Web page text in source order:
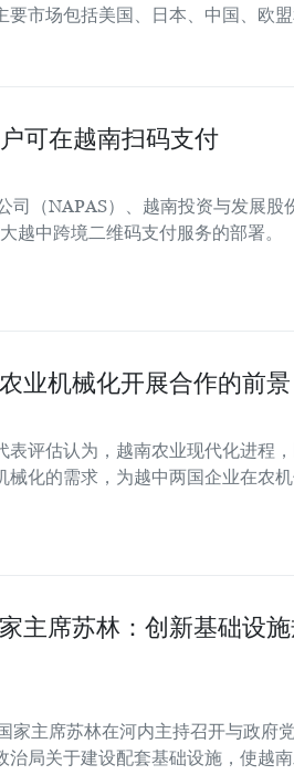
市场包括美国、日本、中国、欧盟
可在越南扫码支付
司（NAPAS）、越南投资与发展股
越中跨境二维码支付服务的部署。
业机械化开展合作的前景
表评估认为，越南农业现代化进程
械化的需求，为越中两国企业在农
主席苏林：创新基础设
家主席苏林在河内主持召开与政府
治局关于建设配套基础设施，使越